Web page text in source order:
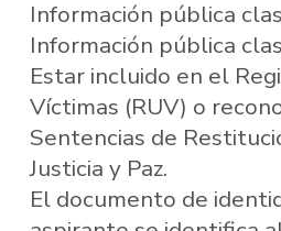
Información pública
Información pública
Estar incluido en el
Víctimas (RUV) o
Sentencias de
Justicia y Paz.
El documento de